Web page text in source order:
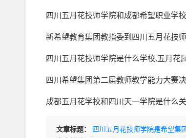
四川五月花技师学院和成都希望职业学
新希望教育集团教指委到四川五月花技
四川五月花技师学院是什么学校,五月花
四川希望集团第二届教师教学能力大赛
成都五月花学校和四川天一学院是什么
文章标题： 四川五月花技师学院是希望集